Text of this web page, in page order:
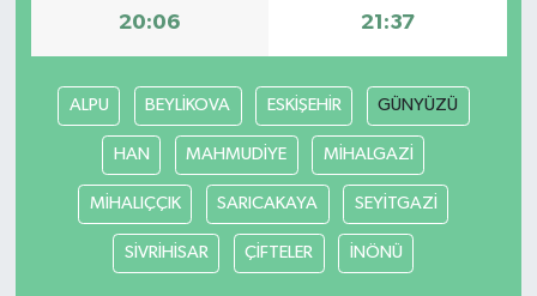
20:06 21:37
ALPU BEYLİKOVA ESKİŞEHİR GÜNYÜZÜ
HAN MAHMUDİYE MİHALGAZİ
MİHALIÇÇIK SARICAKAYA SEYİTGAZİ
SİVRİHİSAR ÇİFTELER İNÖNÜ